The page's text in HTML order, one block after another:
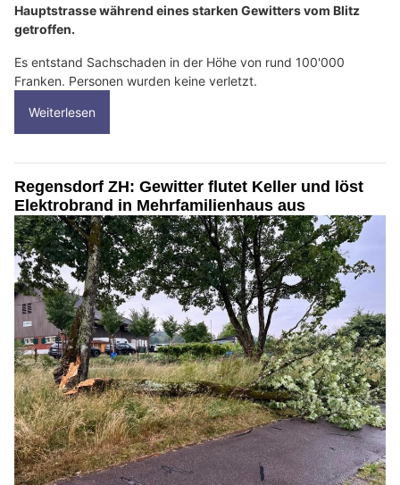
Hauptstrasse während eines starken Gewitters vom Blitz
getroffen.
Es entstand Sachschaden in der Höhe von rund 100'000
Franken. Personen wurden keine verletzt.
Weiterlesen
Regensdorf ZH: Gewitter flutet Keller und löst
Elektrobrand in Mehrfamilienhaus aus